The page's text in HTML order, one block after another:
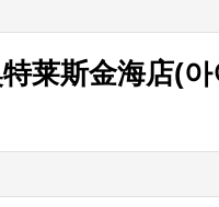
莱斯金海店(